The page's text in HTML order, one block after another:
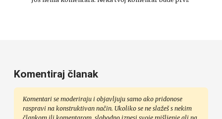
Komentiraj članak
Komentari se moderiraju i objavljuju samo ako pridonose
raspravi na konstruktivan način. Ukoliko se ne slažeš s nekim
člankom ili komentarom, slobodno iznesi svoje mišljenje ali na